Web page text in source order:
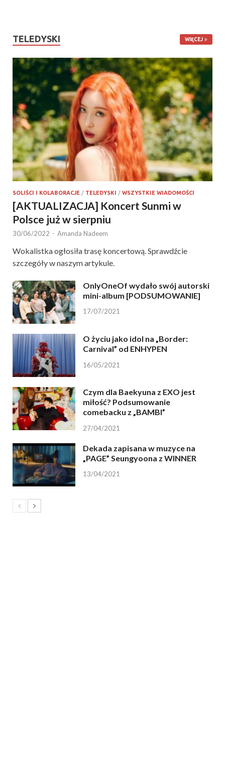
TELEDYSKI WIĘCEJ
SOLIŚCI I KOLABORACJE / TELEDYSKI / WSZYSTKIE WIADOMOŚCI
[AKTUALIZACJA] Koncert Sunmi w
Polsce już w sierpniu
30/06/2022 - Amanda Nadeem
Wokalistka ogłosiła trasę koncertową. Sprawdźcie
szczegóły w naszym artykule.
OnlyOneOf wydało swój autorski
mini-album [PODSUMOWANIE]
17/07/2021
O życiu jako idol na „Border:
Carnival” od ENHYPEN
16/05/2021
Czym dla Baekyuna z EXO jest
miłość? Podsumowanie
comebacku z „BAMBI”
27/04/2021
Dekada zapisana w muzyce na
„PAGE” Seungyoona z WINNER
13/04/2021